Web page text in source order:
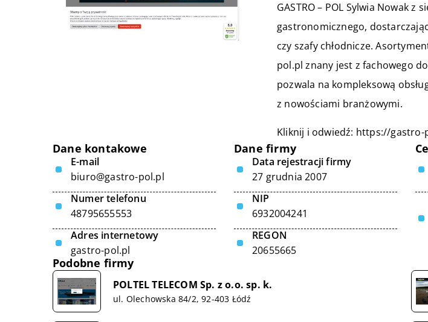
GASTRO – POL Sylwia Nowak z
gastronomicznego,
czy szafy chłodnicze.
pol.pl znany jest z fachowego
pozwala na kompleksową
z nowościami branżowymi.
Kliknij i odwiedź: https://gastro-
Dane kontakowe
E-mail
biuro@gastro-pol.pl
Numer telefonu
48795655553
Adres internetowy
gastro-pol.pl
Dane firmy
Data rejestracji firmy
27 grudnia 2007
NIP
6932004241
REGON
20655665
Podobne firmy
POLTEL TELECOM Sp. z o.o. sp. k.
ul. Olechowska 84/2, 92-403 Łódź